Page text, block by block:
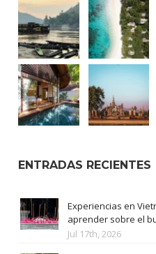
ENTRADAS RECIENTES
Experiencias en
aprender sobre el
Jul 17th, 2026